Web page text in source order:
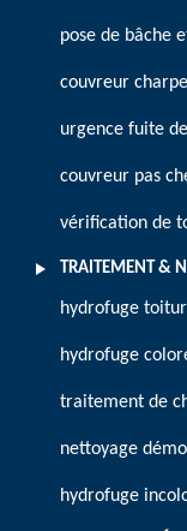
pose de bâche
couvreur
urgence fuite
couvreur pas
vérification de
TRAITEMENT &
hydrofuge
hydrofuge
traitement de
nettoyage
hydrofuge